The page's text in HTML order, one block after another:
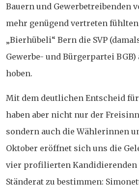
Bauern und Gewerbetreibenden
mehr genügend vertreten
„Bierhübeli“ Bern die SVP
Gewerbe- und Bürgerpartei BGB)
hoben.
Mit dem deutlichen Entscheid
haben aber nicht nur der
sondern auch die Wählerinnen
Oktober eröffnet sich uns die
vier profilierten Kandidierenden
Ständerat zu bestimmen: